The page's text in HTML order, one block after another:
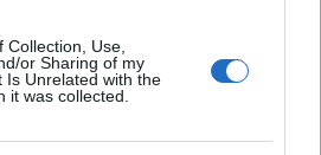
Use,
or Sharing of my
Is Unrelated with the
it was collected.